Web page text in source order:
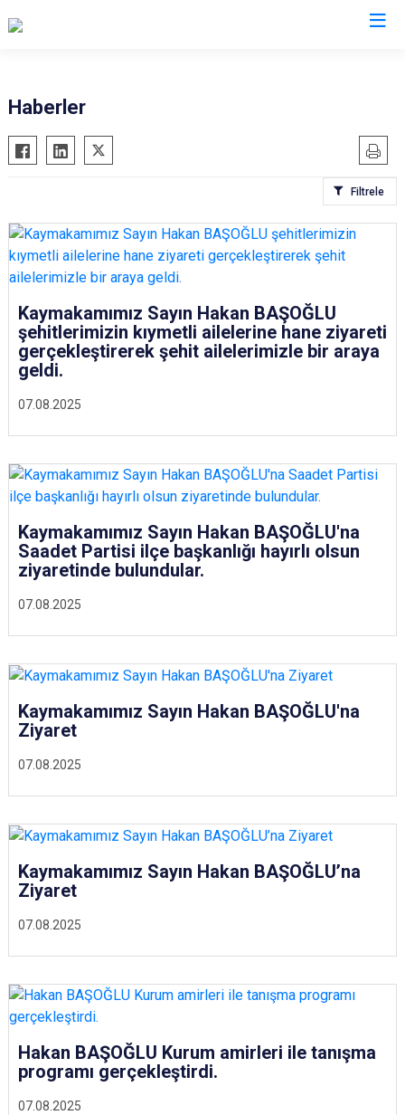
Aşkale
Çat
Horasan
Aziziye
İspir
Karaçoban
Karayazı
Köprüköy
Narman
Pazaryolu
Şenkaya
Tortum
Uzundere
Haberler
Filtrele
07.08.2025
Kaymakamımız Sayın Hakan BAŞOĞLU
şehitlerimizin kıymetli ailelerine hane ziyareti
gerçekleştirerek şehit ailelerimizle bir araya
geldi.
07.08.2025
Kaymakamımız Sayın Hakan BAŞOĞLU'na
Saadet Partisi ilçe başkanlığı hayırlı olsun
ziyaretinde bulundular.
07.08.2025
Kaymakamımız Sayın Hakan BAŞOĞLU'na
Ziyaret
07.08.2025
Kaymakamımız Sayın Hakan BAŞOĞLU’na
Ziyaret
07.08.2025
Hakan BAŞOĞLU Kurum amirleri ile tanışma
programı gerçekleştirdi.